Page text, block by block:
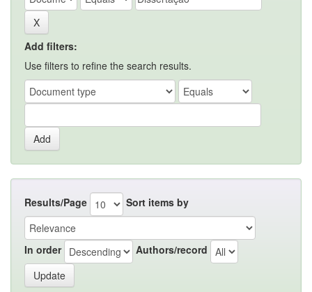
Add filters:
Use filters to refine the search results.
Results/Page Sort items by
In order Authors/record